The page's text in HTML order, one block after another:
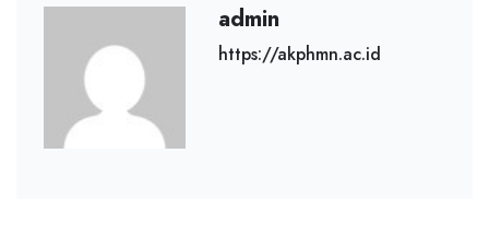
admin
https://akphmn.ac.id